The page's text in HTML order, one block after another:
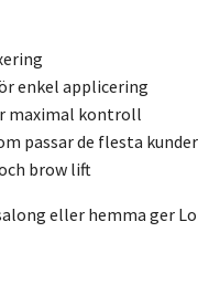
enkel applicering
maximal kontroll
passar de flesta kunder
brow lift
eller hemma ger